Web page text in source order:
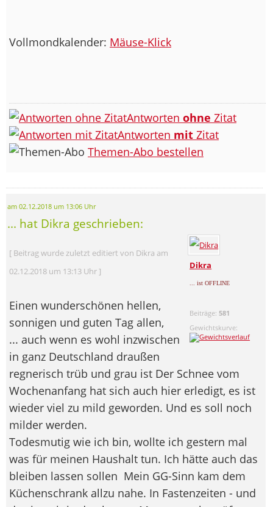
Vollmondkalender: Mäuse-Klick
Antworten ohne Zitat
Antworten mit Zitat
Themen-Abo bestellen
am 02.12.2018 um 13:06 Uhr
... hat Dikra geschrieben:
Dikra
... ist OFFLINE
Beiträge: 581
Gewichtskurve:
[ Beitrag wurde zuletzt editiert von Dikra am
02.12.2018 um 13:13 Uhr ]
Einen wunderschönen hellen,
sonnigen und guten Tag allen,
... auch wenn es wohl inzwischen
in ganz Deutschland draußen
regnerisch trüb und grau ist Der Schnee vom
Wochenanfang hat sich auch hier erledigt, es ist
wieder viel zu mild geworden. Und es soll noch
milder werden.
Todesmutig wie ich bin, wollte ich gestern mal
was für meinen Haushalt tun. Ich hätte auch das
bleiben lassen sollen Mein GG-Sinn kam dem
Küchenschrank allzu nahe. In Fastenzeiten - und